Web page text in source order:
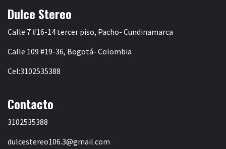
Dulce Stereo
Calle 7 #16-14 tercer piso, Pacho- Cundinamarca
Calle 109 #19-36, Bogotá- Colombia
Cel:3102535388
Contacto
3102535388
dulcestereo106.3@gmail.com